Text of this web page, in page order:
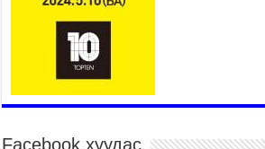
2026 оны 8 сар 6 / 14 цаг 10 минут
Нэгдүгээр хорооллын арын замыг наймдугаар
сарын 6-ны 23:00 цагаас түр хааж, борооны ус
зайлуулах шугамын хөндлөн сэтэлгээ хийнэ
сайд Н.Номтойбаяр Дорноговь аймагт ажиллав
Facebook хуудас